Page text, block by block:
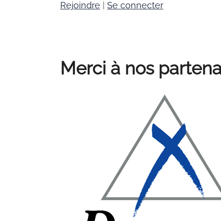
Rejoindre Se connecter
Merci à nos